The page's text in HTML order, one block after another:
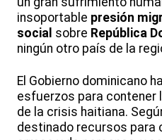
insoportable presión
social sobre República
ningún otro país de la
El Gobierno dominicano
esfuerzos para
de la crisis haitiana.
destinado recursos para